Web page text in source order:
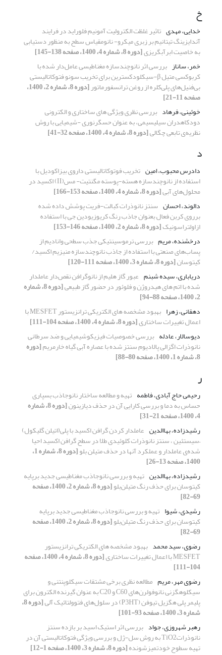
خ
خدایی، مهدی تاثیر غلظت الکترولیت آمونیم فلوراید در فرایند
آندایزینگ تیتانیم بر زبری میکرو- نانومقیاس سطح به منظور دستیابی
به خاصیت ابرآبگریزی[دوره 8، شماره 4، 1400، صفحه 138-145]
خمر، ساناز بررسی اثر نانو‌چندسازه مغناطیسی عامل‌دار شده با
کربوکسی متیل β-‌سیکلودکسترین برای تخریب سونو فتوکاتالیستی
بی‌فنیل‌های پلی‌کلره از روغن ترانسفورماتور [دوره 8، شماره 2، 1400،
صفحه 11-21]
خوئینی، فرهاد بررسی نظری ویژگی های ساختاری و الکترونی
دودکاهدران سیلیسیمی، به عنوان حسگرنوری -شیمیایی با روش
نظریه‌ی تابعی چگالی[دوره 8، شماره 4، 1400، صفحه 32-41]
د
دادرس محبوب، امین تخریب فوتوکاتالیستی داروی بیزاکودیل با
استفاده از نانوچندسازه هسته-پوسته مگنتیت- مس(II) اکسید در
محلول‌های آبی[دوره 8، شماره 4، 1400، صفحه 153-166]
دالوند، احسان سنتز نانوذرات کبالت-فریت پوشش داده شده
برروی کربن فعال بعنوان جاذب رنگ کریوزیودین جی با استفاده
ازاولتراسونیک[دوره 8، شماره 2، 1400، صفحه 146-153]
درخشنده، مریم بررسی ترموسینتیکی جذب سطحی وانادیم از
پساب‌های صنعتی با استفاده از جاذب نانوچندسازه منیزیم اکسید/
کیتوسان[دوره 8، شماره 3، 1400، صفحه 111-120]
دریاباری، سیده شبنم عبور گاز هلیم از نانوگرافن نقص‌دار عاملدار
شده با اتم های هیدروژن و فلوئور در حضور گاز طبیعی [دوره 8، شماره
2، 1400، صفحه 88-94]
دهقانی، زهرا
بهبود مشخصه های الکتریکی ترانزیستور MESFET با
اعمال تغییرات ساختاری[دوره 8، شماره 4، 1400، صفحه 104-111]
دیوسالار، عادله بررسی خصوصیات فیزیکوشیمیایی و ضد سرطانی
نانوذرات اگزالی پالادیوم سنتز شده با عصاره آبی گیاه خارمریم[دوره
8، شماره 1، 1400، صفحه 80-88]
ر
رحیمی حاج آبادی، فاطمه تهیه و مطالعه ساختار نانو‌جاذب بسپاری
حساس به دما و بررسی کارایی آن در حذف دیازینون [دوره 8، شماره
4، 1400، صفحه 21-31]
رشیدزاده، بهاالدین عاملدار کردن گرافن اکسید با پلی(‌اتیلن گلیکول)
–سیستئین ، سنتز نانوذرات کلوئیدی طلا در سطح گرافن اکسید احیا
شده‌ی عاملدار و عملکرد آنها در حذف متیلن بلو [دوره 8، شماره 1،
1400، صفحه 13-26]
رشیدزاده، بهاالدین تهیه و بررسی نانوجاذب مغناطیسی جدید برپایه
کیتوسان برای حذف رنگ متیلن‌بلو [دوره 8، شماره 2، 1400، صفحه
69-82]
رشیدی، شیوا تهیه و بررسی نانوجاذب مغناطیسی جدید برپایه
کیتوسان برای حذف رنگ متیلن‌بلو [دوره 8، شماره 2، 1400، صفحه
69-82]
رضوی، سید محمد بهبود مشخصه های الکتریکی ترانزیستور
MESFET با اعمال تغییرات ساختاری [دوره 8، شماره 4، 1400، صفحه
104-111]
رضوی مهر، مریم مطالعه نظری برخی مشتقات سیکلوپنتنی و
سیکلوهگزنی نانوفولرن‌های C60 و C20 به عنوان گیرنده الکترون برای
پلیمر پلی هگزیل تیوفن (P3HT) در سلول‌های فتوولتائیک آلی [دوره 8،
شماره 3، 1400، صفحه 93-101]
رهبر شهروزی، جواد بررسی اثر استیک اسید بر بازده سنتز
نانوذراتTiO2 به روش سل-ژل و بررسی ویژگی فتوکاتالیستی آن در
تهیه سطوح خودتمیزشونده[دوره 8، شماره 3، 1400، صفحه 1-12]